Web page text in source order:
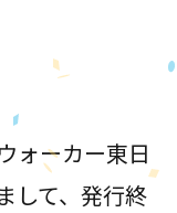
ォーカー東日
して、発行終